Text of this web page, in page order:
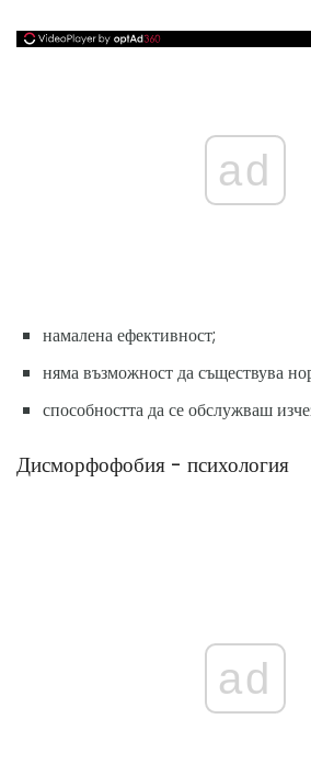
ad
намалена ефективност;
няма възможност да съществува
способността да се обслужваш
Дисморфофобия - психология
ad